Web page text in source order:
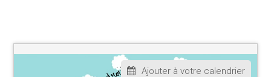
Ajouter à votre calendrier